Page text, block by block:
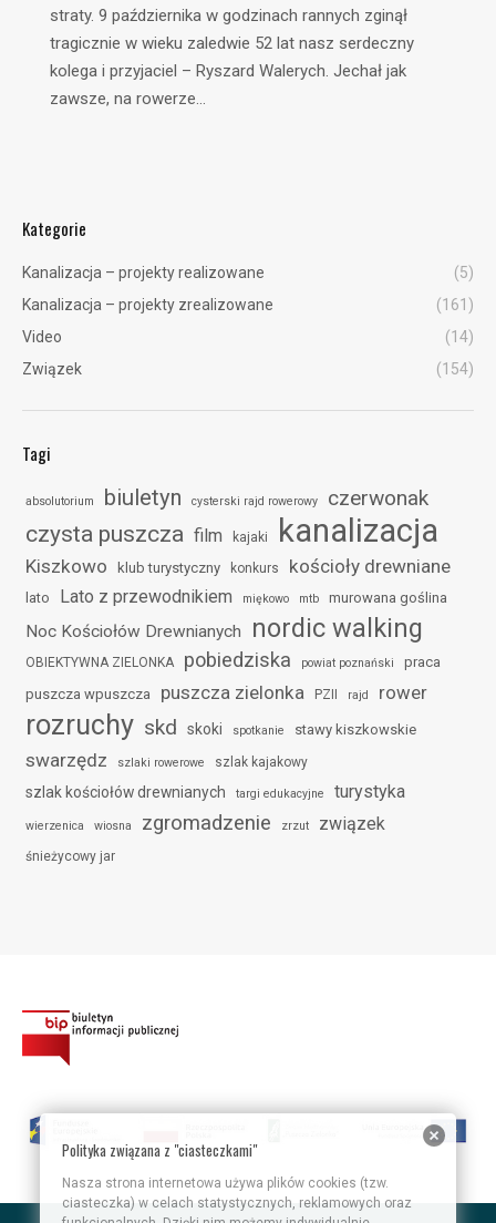
straty. 9 października w godzinach rannych zginął
tragicznie w wieku zaledwie 52 lat nasz serdeczny
kolega i przyjaciel – Ryszard Walerych. Jechał jak
zawsze, na rowerze…
Kategorie
Kanalizacja – projekty realizowane
(5)
Kanalizacja – projekty zrealizowane
(161)
Video
(14)
Związek
(154)
Tagi
absolutorium biuletyn cysterski rajd rowerowy czerwonak
czysta puszcza film kajaki kanalizacja
Kiszkowo klub turystyczny konkurs kościoły drewniane
lato Lato z przewodnikiem miękowo mtb murowana goślina
Noc Kościołów Drewnianych nordic walking
OBIEKTYWNA ZIELONKA pobiedziska powiat poznański
praca
puszcza wpuszcza
puszcza zielonka PZII rajd rower
rozruchy skd skoki spotkanie stawy kiszkowskie
swarzędz szlaki rowerowe szlak kajakowy
szlak kościołów drewnianych targi edukacyjne turystyka
wierzenica wiosna zgromadzenie zrzut związek
śnieżycowy jar
Polityka związana z "ciasteczkami"
Nasza strona internetowa używa plików cookies (tzw.
ciasteczka) w celach statystycznych, reklamowych oraz